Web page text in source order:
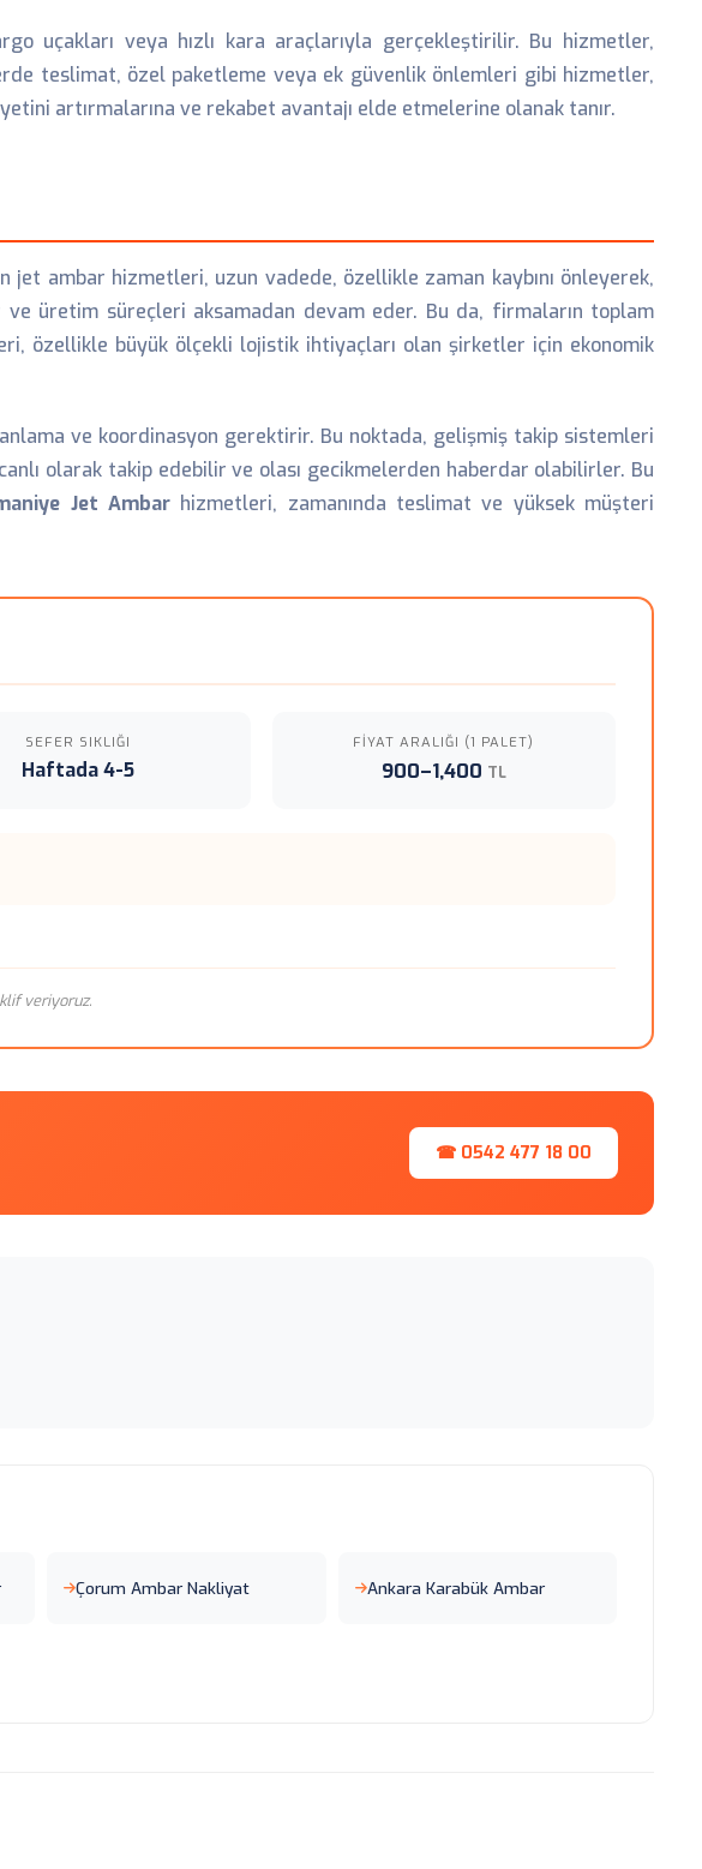
uçakları veya hızlı kara araçlarıyla gerçekleştirilir. Bu hizmetler,
teslimat, özel paketleme veya ek güvenlik önlemleri gibi hizmetler,
artırmalarına ve rekabet avantajı elde etmelerine olanak tanır.
ambar hizmetleri, uzun vadede, özellikle zaman kaybını önleyerek,
üretim süreçleri aksamadan devam eder. Bu da, firmaların toplam
özellikle büyük ölçekli lojistik ihtiyaçları olan şirketler için ekonomik
ve koordinasyon gerektirir. Bu noktada, gelişmiş takip sistemleri
olarak takip edebilir ve olası gecikmelerden haberdar olabilirler. Bu
Jet Ambar hizmetleri, zamanında teslimat ve yüksek müşteri
SEFER SIKLIĞI
Haftada 4-5
FIYAT ARALIĞI (1 PALET)
900–1,400 TL
veriyoruz.
☎ 0542 477 18 00
Çorum Ambar Nakliyat Ankara Karabük Ambar